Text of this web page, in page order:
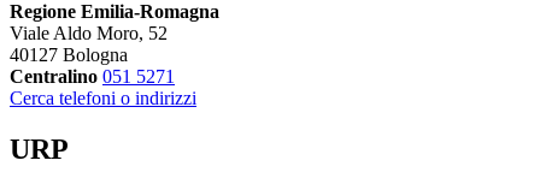
Regione Emilia-Romagna
Viale Aldo Moro, 52
40127 Bologna
Centralino 051 5271
Cerca telefoni o indirizzi
URP